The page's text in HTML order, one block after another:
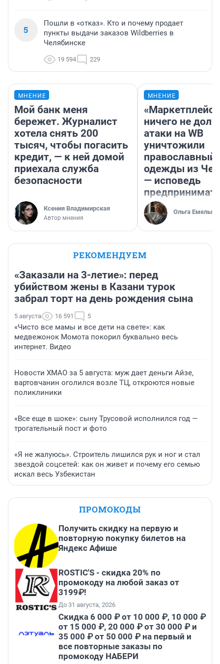
5
Пошли в «отказ». Кто и почему продает
пункты выдачи заказов Wildberries в
Челябинске
19 594 229
МНЕНИЕ
Мой банк меня
бережет. Журналист
хотела снять 200
тысяч, чтобы погасить
кредит, — к ней домой
приехала служба
безопасности
Ксения Владимирская
Автор мнения
МНЕНИЕ
«Маркетплейс
ничего не
атаки на WB
уничтожили
православный
одежды из
— исповедь
Ольга
РЕКОМЕНДУЕМ
«Заказали на 3-летие»: перед
убийством жены в Казани турок
забрал торт на день рождения сына
5 августа 16 591 5
«Чисто все мамы и все дети на свете»: как
медвежонок Момота покорил буквально весь
интернет. Видео
Новости ХМАО за 5 августа: муж дает деньги Айзе,
вартовчанин оголился возле ТЦ, откроются новые
поликлиники
«Все еще в шоке»: сыну Трусовой исполнился год —
трогательный пост и фото
«Я не жалуюсь». Строитель лишился рук и ног и стал
звездой соцсетей: как он живет и почему его семью
искал весь Узбекистан
ПРОМОКОДЫ
Получить скидку на первую и
повторную покупку билетов на
Яндекс Афише
ROSTIC'S - скидка 20% по
промокоду на любой заказ от
3199₽!
До 31 августа, 2026
Скидка 6 000 ₽ от 10 000 ₽, 10 000 ₽
от 15 000 ₽, 20 000 ₽ от 30 000 ₽ и
35 000 ₽ от 50 000 ₽ на первый и
все повторные заказы по
промокоду НАБЕРИ